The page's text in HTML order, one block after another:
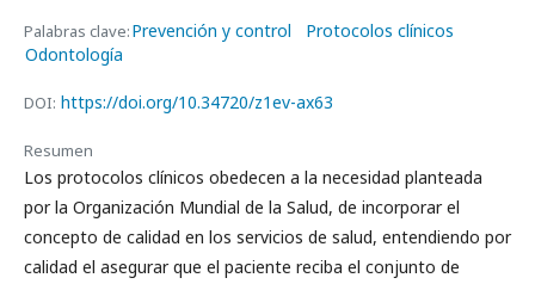
Palabras clave:Prevención y control
Protocolos clínicos
Odontología
DOI: https://doi.org/10.34720/z1ev-ax63
Resumen
Los protocolos clínicos obedecen a la necesidad planteada
por la Organización Mundial de la Salud, de incorporar el
concepto de calidad en los servicios de salud, entendiendo por
calidad el asegurar que el paciente reciba el conjunto de